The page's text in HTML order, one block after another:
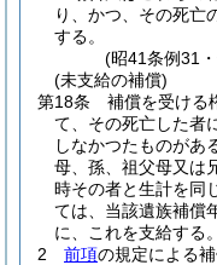
り、かつ、その死亡
する。
(昭41条例31
(未支給の補償)
第18条
補償を受ける
て、その死亡した者
しなかつたものがあ
母、孫、祖父母又は
時その者と生計を同
ては、当該遺族補償
に、これを支給する。
2
前項の規定による